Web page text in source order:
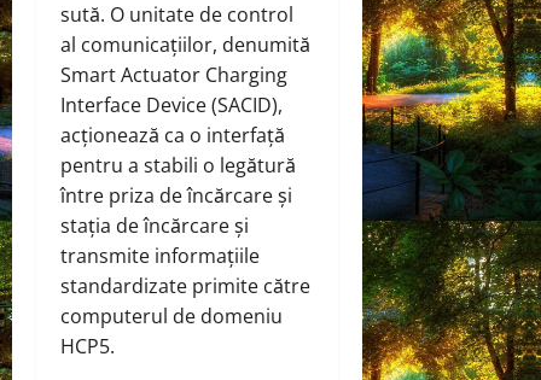
sută. O unitate de control
al comunicațiilor, denumită
Smart Actuator Charging
Interface Device (SACID),
acționează ca o interfață
pentru a stabili o legătură
între priza de încărcare și
stația de încărcare și
transmite informațiile
standardizate primite către
computerul de domeniu
HCP5.